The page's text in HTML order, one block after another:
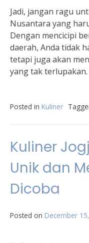
Jadi, jangan ragu
Nusantara yang
Dengan mencicipi
daerah, Anda tidak
tetapi juga akan
yang tak
Posted in Kuliner
Kuliner
Unik dan
Dicoba
Posted on December